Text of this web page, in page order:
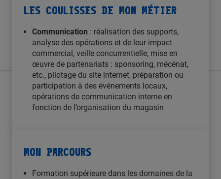
LES COULISSES DE MON MÉTIER
Communication : réalisation des supports,
analyse des opérations et de leur impact
commercial, veille concurrentielle, mise en
œuvre de partenariats : sponsoring, mécénat,
etc., pilotage du site internet, préparation ou
participation à des événements locaux,
opérations de communication interne en
fonction de l’organisation du magasin
MON PARCOURS
Formation supérieure dans les domaines de la